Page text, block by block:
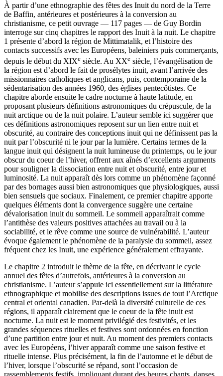
À partir d’une ethnographie des fêtes des Inuit du nord de la Terre
de Baffin, antérieures et postérieures à la conversion au
christianisme, ce petit ouvrage — 117 pages — de Guy Bordin
interroge sur cinq chapitres le rapport des Inuit à la nuit. Le chapitre
1 présente d’abord la région de Mittimatalik, et l’histoire des
contacts successifs avec les Européens, baleiniers puis commerçants,
depuis le début du XIXe siècle. Au XXe siècle, l’évangélisation de
la région est d’abord le fait de prosélytes inuit, avant l’arrivée des
missionnaires catholiques et anglicans, puis, contemporaine de la
sédentarisation des années 1960, des églises pentecôtistes. Ce
chapitre aborde ensuite le cadre nocturne à haute latitude, en
proposant plusieurs définitions astronomiques du crépuscule, de la
nuit arctique ou de la nuit polaire. L’auteur semble ici suggérer que
ces définitions astronomiques reposent sur un lien entre nuit et
obscurité, au contraire des conceptions inuit qui ne définissent pas la
nuit par l’obscurité ni le jour par la lumière. Certains termes de la
langue inuit qui désignent la nuit lumineuse du printemps, ou le jour
obscur du coeur de l’hiver, offrent aux aînés d’excellents arguments
pour souligner la dissociation entre nuit et obscurité, entre jour et
luminosité. La nuit apparaît dès lors comme un phénomène façonné
par des bornages aussi bien astronomiques que physiologiques, aussi
bien sensuels que sociaux. Finalement, ce premier chapitre apporte
quelques éléments dont la convergence suggère une certaine
dévalorisation inuit du sommeil. Le sommeil apparaîtrait comme
l’antithèse des valeurs positives attachées au travail ou à la
sociabilité, et le rêve comme une source de vulnérabilité. L’auteur
évoque également le phénomène de la paralysie du sommeil, assez
fréquent chez les Inuit, une expérience généralement effrayante.
Le chapitre 2 introduit le thème de la fête, en décrivant le cycle
annuel des fêtes d’autrefois, antérieures à la conversion au
christianisme. L’auteur s’appuie ici essentiellement sur la littérature
ethnographique et mobilise des descriptions issues de tout l’Arctique
central et oriental canadien. Par-delà la diversité culturelle de ces
régions, il apparaît clairement que le coeur de la fête inuit est
nocturne. La nuit est le moment privilégié des festivités, et les
grandes séquences rituelles et festives sont ordonnées en fonction
d’une partition entre jour et nuit. Au moment des premiers contacts
avec les Européens, l’hiver apparaît comme une saison festive et
rituelle intense. Plus précisément, la fin de l’automne et le début de
l’hiver, lorsque l’obscurité se répand, sont l’occasion de
rassemblements festifs, impliquant durant des heures chants, danses